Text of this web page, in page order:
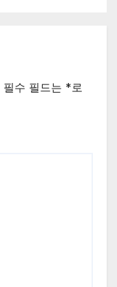
필수 필드는 *로